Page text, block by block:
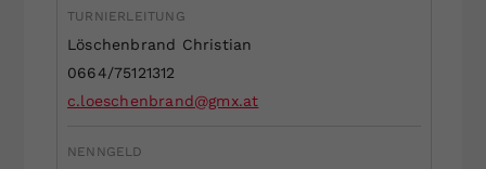
TURNIERLEITUNG
Löschenbrand Christian
0664/75121312
c.loeschenbrand@gmx.at
NENNGELD
Zweck
Dieser Wert speichert Ihre Consent-
Einstellungen. Unter anderem eine
zufällig generierte ID, für die
historische Speicherung Ihrer